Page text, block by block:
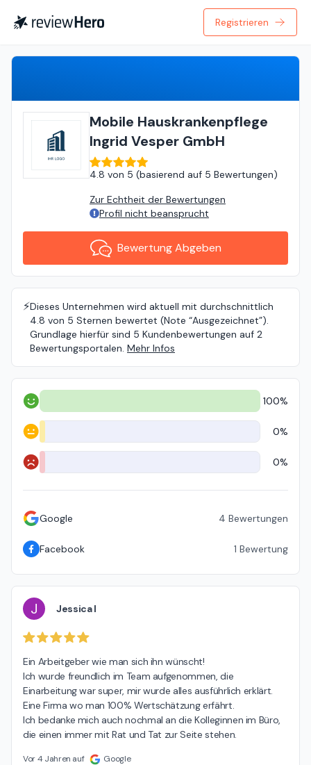
Registrieren
Mobile Hauskrankenpflege
Ingrid Vesper GmbH
4.8 von 5 (basierend auf 5 Bewertungen)
Zur Echtheit der Bewertungen
Profil nicht beansprucht
Bewertung Abgeben
⚡️Dieses Unternehmen wird aktuell mit durchschnittlich
4.8 von 5 Sternen bewertet (Note “Ausgezeichnet”).
Grundlage hierfür sind 5 Kundenbewertungen auf 2
Bewertungsportalen. Mehr Infos
Positiv 100%
Neutral 0%
Negativ 0%
Google 4 Bewertungen
Facebook 1 Bewertung
J Jessica l
Ein Arbeitgeber wie man sich ihn wünscht!
Ich wurde freundlich im Team aufgenommen, die
Einarbeitung war super, mir wurde alles ausführlich erklärt.
Eine Firma wo man 100% Wertschätzung erfährt.
Ich bedanke mich auch nochmal an die Kolleginnen im Büro,
die einen immer mit Rat und Tat zur Seite stehen.
Vor 4 Jahren auf Google